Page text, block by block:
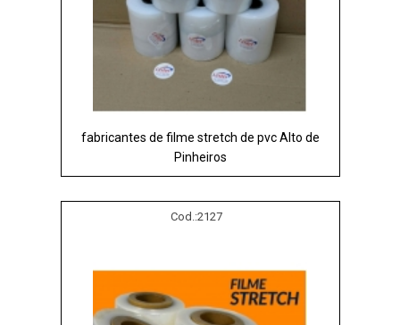
fabricantes de filme stretch de pvc Alto de
Pinheiros
Cod.:2127